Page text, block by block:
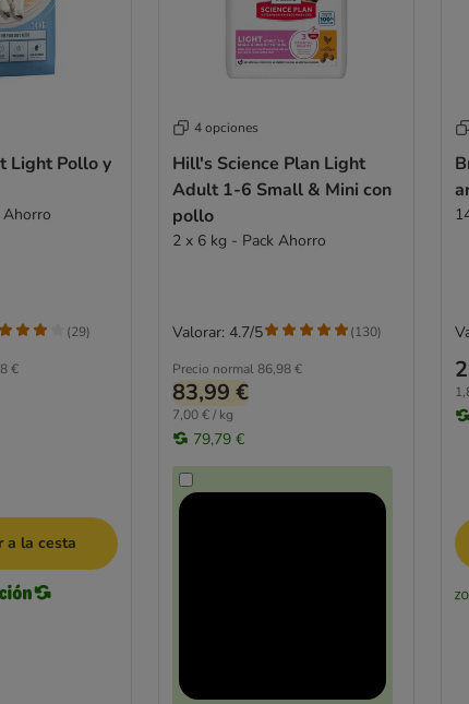
Light Pollo y
€
(29)
a la cesta
4 opciones
Hill's Science Plan Light
Adult 1-6 Small & Mini con
pollo
2 x 6 kg - Pack Ahorro
Precio normal 86,98 €
83,99 €
7,00 € / kg
79,79 €
Valorar: 4.7/5 (130)